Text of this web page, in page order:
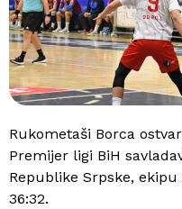
Rukometaši Borca
Premijer ligi BiH
Republike Srpske,
36:32.